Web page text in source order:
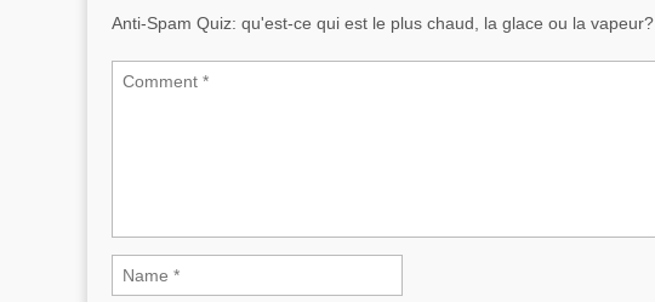
Anti-Spam Quiz: qu'est-ce qui est le plus chaud, la glace ou la vapeur?